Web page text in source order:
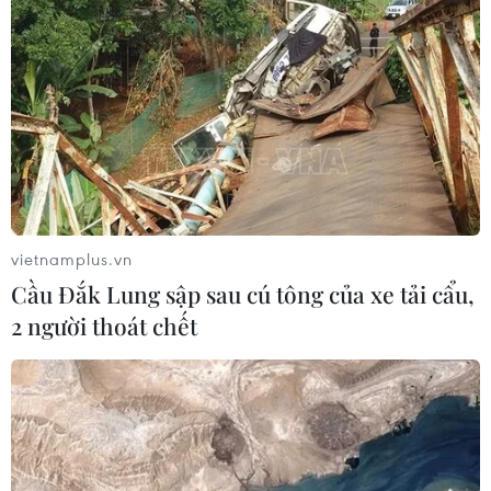
ASEAN Cup 2026: Tuyển Việt Nam
bước vào thử thách lớn nhất
03/08/2026 13:04
Xem trực tiếp Indonesia-Việt Nam tại
ASEAN Cup 2026 trên kênh nào?
03/08/2026 09:21
Đội tuyển Việt Nam đặt mục
tiêu 3 điểm, cảnh báo Indonesia
trước giờ G
03/08/2026 07:39
vietnamplus.vn
Cầu Đắk Lung sập sau cú tông của xe tải cẩu,
2 người thoát chết